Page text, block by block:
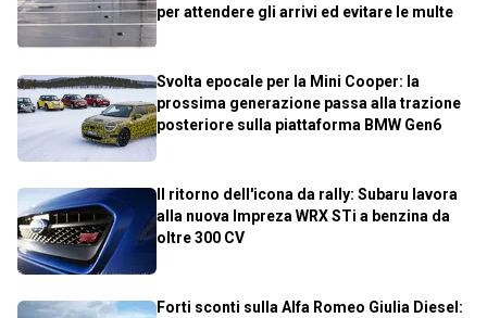
per attendere gli arrivi ed evitare le multe
Svolta epocale per la Mini Cooper: la
prossima generazione passa alla trazione
posteriore sulla piattaforma BMW Gen6
Il ritorno dell'icona da rally: Subaru lavora
alla nuova Impreza WRX STi a benzina da
oltre 300 CV
Forti sconti sulla Alfa Romeo Giulia Diesel: